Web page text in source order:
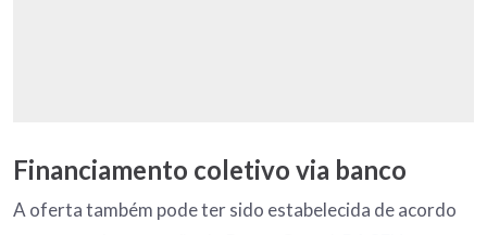
Financiamento coletivo via banco
A oferta também pode ter sido estabelecida de acordo